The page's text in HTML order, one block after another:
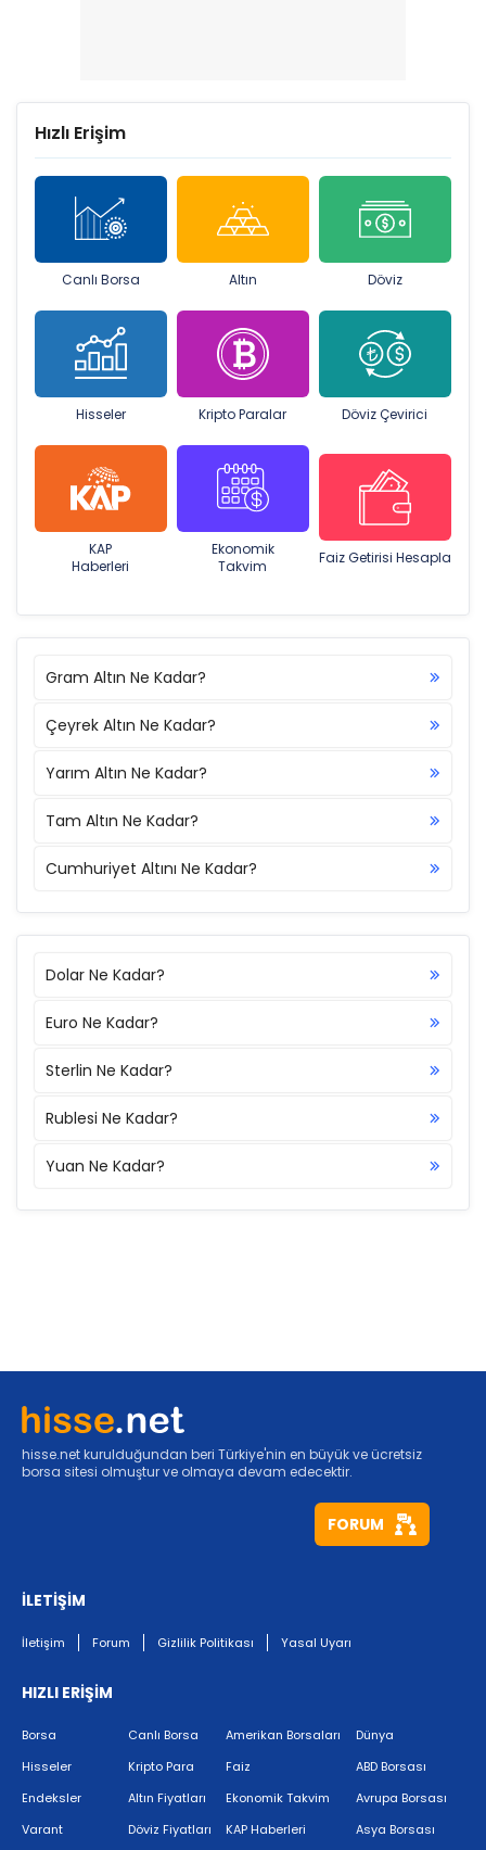
Hızlı Erişim
Canlı Borsa Altın Döviz
Hisseler Kripto Paralar Döviz Çevirici
KAP
Haberleri
Ekonomik
Takvim
Faiz Getirisi Hesapla
Gram Altın Ne Kadar?
Çeyrek Altın Ne Kadar?
Yarım Altın Ne Kadar?
Tam Altın Ne Kadar?
Cumhuriyet Altını Ne Kadar?
Dolar Ne Kadar?
Euro Ne Kadar?
Sterlin Ne Kadar?
Rublesi Ne Kadar?
Yuan Ne Kadar?
hisse.net kurulduğundan beri Türkiye'nin en büyük ve ücretsiz
borsa sitesi olmuştur ve olmaya devam edecektir.
FORUM
İLETİŞİM
İletişim Forum Gizlilik Politikası Yasal Uyarı
HIZLI ERİŞİM
Borsa
Hisseler
Endeksler
Varant
Canlı Borsa
Kripto Para
Altın Fiyatları
Döviz Fiyatları
Amerikan Borsaları
Faiz
Ekonomik Takvim
KAP Haberleri
Dünya
ABD Borsası
Avrupa Borsası
Asya Borsası